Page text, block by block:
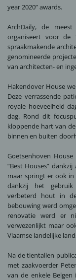
year 2020” awards.
ArchDaily, de
organiseert voor de
spraakmakende
genomineerde
van architecten- en
Hakendover House
Deze verrassende
royale hoeveelheid
dag. Rond dit
kloppende hart van
binnen en buiten
Goetsenhoven
“Best Houses”
maar springt er ook in
dankzij het gebruik
verbeterd hout in
bebouwing werd
renovatie werd er
verwezenlijkt maar
Vlaamse landelijke
Na de tientallen
met zaakvoerder
van de enkele